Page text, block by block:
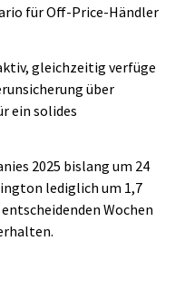
für Off-Price-Händler
gleichzeitig verfüge
über
ein solides
2025 bislang um 24
lediglich um 1,7
Wochen